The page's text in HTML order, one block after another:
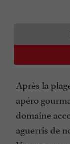
Après la
apéro
domaine
aguerris de